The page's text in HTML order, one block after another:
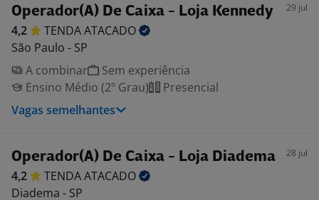
Operador(A) De Caixa - Loja Kennedy 29 jul
4,2 TENDAATACADO
São Paulo - SP
A combinar
Sem experiência
Ensino Médio (2º Grau)
Presencial
Vagas semelhantes
Operador(A) De Caixa - Loja Diadema 28 jul
4,2 TENDAATACADO
Diadema - SP